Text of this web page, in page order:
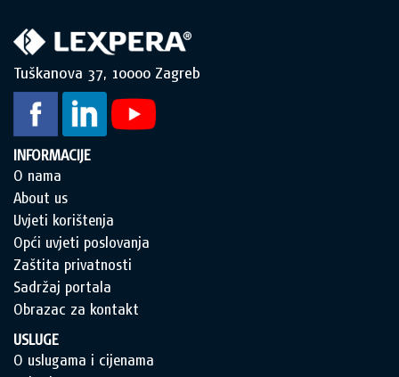
Tuškanova 37, 10000 Zagreb
INFORMACIJE
O nama
About us
Uvjeti korištenja
Opći uvjeti poslovanja
Zaštita privatnosti
Sadržaj portala
Obrazac za kontakt
USLUGE
O uslugama i cijenama